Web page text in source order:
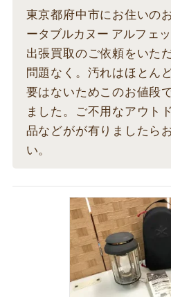
東京都府中市にお住いの
ータブルカヌー アルフェ
出張買取のご依頼をいた
問題なく。汚れはほとん
要はないためこのお値段
ました。ご不用なアウト
品などがが有りましたら
い。